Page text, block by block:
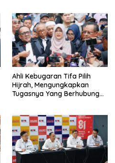
Ahli Kebugaran Tifa Pilih
Hijrah, Mengungkapkan
Tugasnya Yang Berhubungan